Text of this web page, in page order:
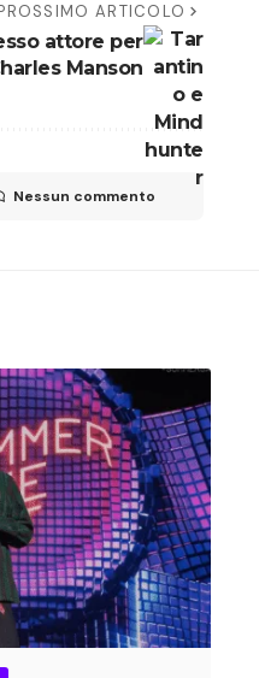
ARTICOLO
attore per
Manson
Nessun commento